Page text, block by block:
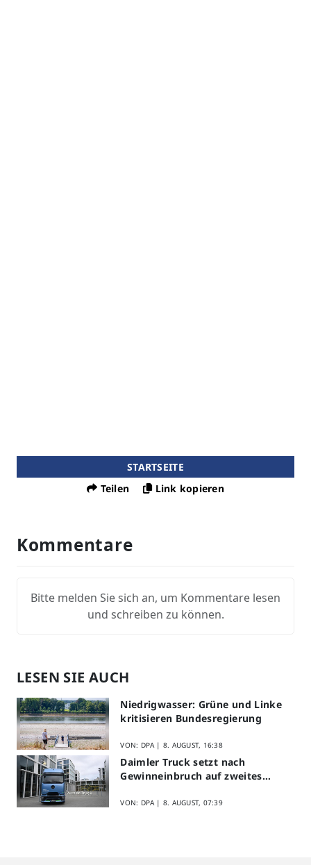
STARTSEITE
Teilen
Link kopieren
Kommentare
Bitte melden Sie sich an, um Kommentare lesen
und schreiben zu können.
LESEN SIE AUCH
Niedrigwasser: Grüne und Linke
kritisieren Bundesregierung
VON: DPA | 8. AUGUST, 16:38
Daimler Truck setzt nach
Gewinneinbruch auf zweites
VON: DPA | 8. AUGUST, 07:39